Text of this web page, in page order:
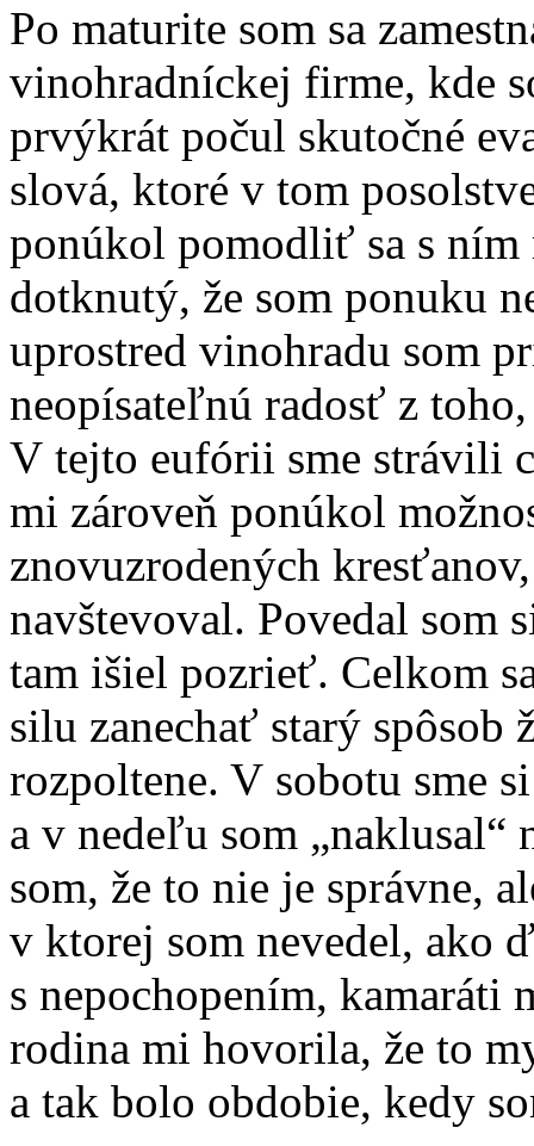
Po maturite som sa
vinohradníckej firme, kde
prvýkrát počul skutočné
slová, ktoré v tom
ponúkol pomodliť sa s ním
dotknutý, že som ponuku
uprostred vinohradu som
neopísateľnú radosť z
V tejto eufórii sme strávili
mi zároveň ponúkol
znovuzrodených
navštevoval. Povedal som
tam išiel pozrieť. Celkom
silu zanechať starý spôsob
rozpoltene. V sobotu sme
a v nedeľu som
som, že to nie je správne,
v ktorej som nevedel, ako
s nepochopením, kamaráti
rodina mi hovorila, že to
a tak bolo obdobie, kedy